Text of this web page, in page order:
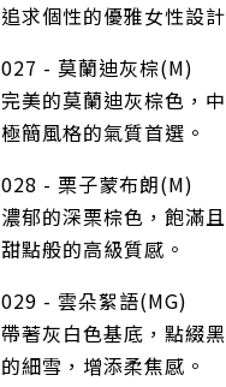
追求個性的優雅女性設計
027 - 莫蘭迪灰棕(M)
完美的莫蘭迪灰棕色，
極簡風格的氣質首選。
028 - 栗子蒙布朗(M)
濃郁的深栗棕色，飽滿
甜點般的高級質感。
029 - 雲朵絮語(MG)
帶著灰白色基底，點綴
的細雪，增添柔焦感。